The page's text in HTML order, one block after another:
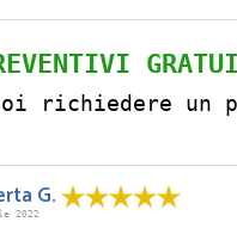
richiedere un
G.
2022